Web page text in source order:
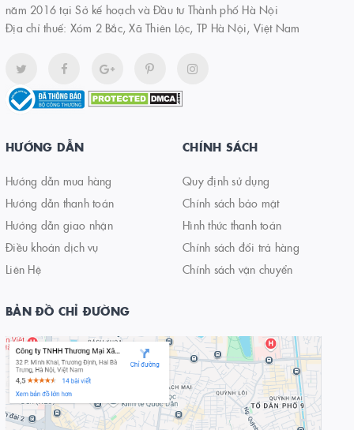
năm 2016 tại Sở kế hoạch và Đầu tư Thành phố Hà Nội
Địa chỉ thuế: Xóm 2 Bắc, Xã Thiên Lộc, TP Hà Nội, Việt Nam
HƯỚNG DẪN
Hướng dẫn mua hàng
Hướng dẫn thanh toán
Hướng dẫn giao nhận
Điều khoản dịch vụ
Liên Hệ
CHÍNH SÁCH
Quy định sử dụng
Chính sách bảo mật
Hình thức thanh toán
Chính sách đổi trả hàng
Chính sách vận chuyển
BẢN ĐỒ CHỈ ĐƯỜNG